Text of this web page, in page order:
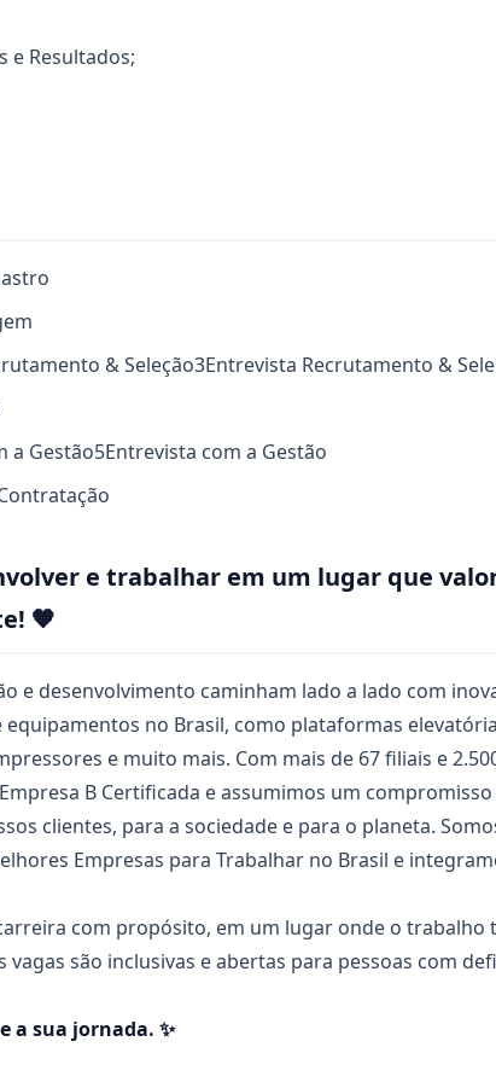
e Resultados;
& Seleção3Entrevista Recrutamento &
a Gestão5Entrevista com a Gestão
e trabalhar em um lugar que
🧡
e desenvolvimento caminham lado a lado com
equipamentos no Brasil, como plataformas
e muito mais. Com mais de 67 filiais e
B Certificada e assumimos um
clientes, para a sociedade e para o planeta.
Empresas para Trabalhar no Brasil e
com propósito, em um lugar onde o trabalho
vagas são inclusivas e abertas para pessoas com
a sua jornada. ✨